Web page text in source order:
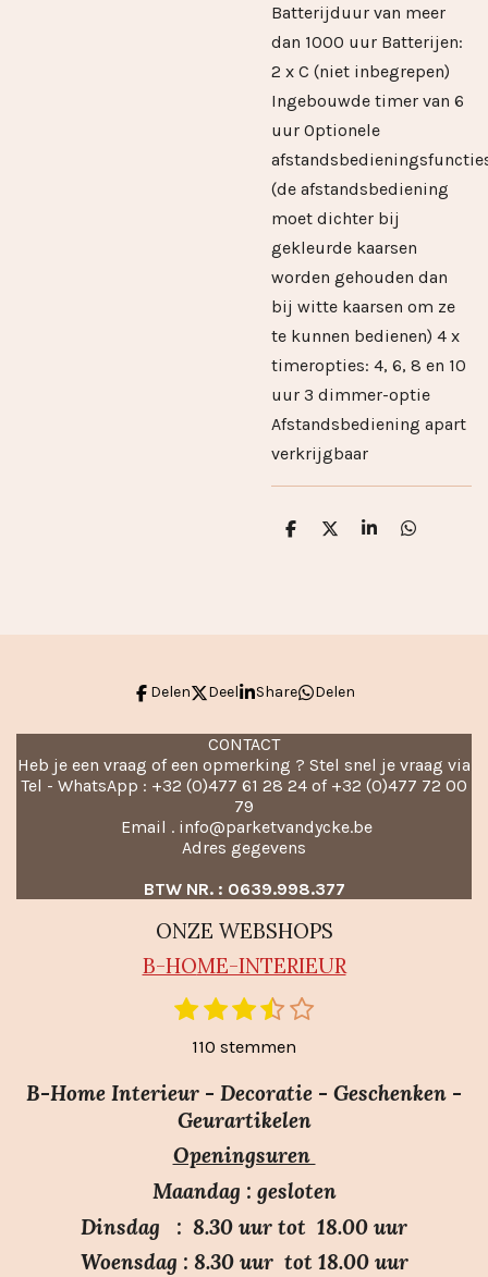
Batterijduur van meer
dan 1000 uur Batterijen:
2 x C (niet inbegrepen)
Ingebouwde timer van 6
uur Optionele
(de afstandsbediening
moet dichter bij
gekleurde kaarsen
worden gehouden dan
bij witte kaarsen om ze
te kunnen bedienen) 4 x
timeropties: 4, 6, 8 en 10
uur 3 dimmer-optie
Afstandsbediening apart
verkrijgbaar
D
D
S
D
Delen Deel Share Delen
CONTACT
Heb je een vraag of een opmerking ? Stel snel je vraag via
Tel - WhatsApp : +32 (0)477 61 28 24 of +32 (0)477 72 00
79
Email . info@parketvandycke.be
Adres gegevens
BTW NR. : 0639.998.377
ONZE WEBSHOPS
B-HOME-INTERIEUR
1
e
r
2
s
t
e
r
e
n
3
s
t
e
r
e
n
4
t
e
r
e
n
5
t
e
r
e
n
S
m
110 stemmen
B-Home Interieur - Decoratie - Geschenken -
Geurartikelen
Openingsuren
Maandag : gesloten
Dinsdag : 8.30 uur tot 18.00 uur
Woensdag : 8.30 uur tot 18.00 uur